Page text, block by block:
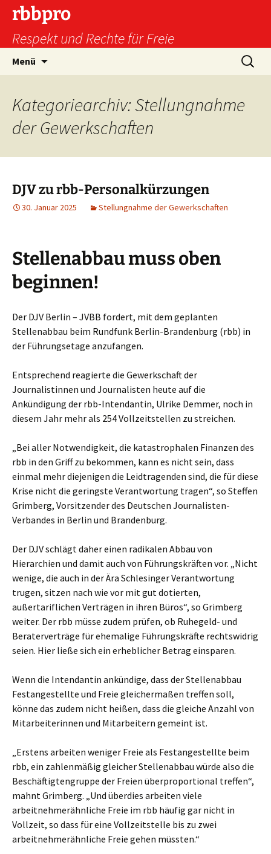
Zum
Inhalt
springen
rbbpro
Respekt und Rechte für Freie
Menü
Suchen
nach:
Kategoriearchiv: Stellungnahme
der Gewerkschaften
DJV zu rbb-Personalkürzungen
30. Januar 2025 Stellungnahme der Gewerkschaften
Stellenabbau muss oben
beginnen!
Der DJV Berlin – JVBB fordert, mit dem geplanten
Stellenabbau beim Rundfunk Berlin-Brandenburg (rbb) in
der Führungsetage anzufangen.
Entsprechend reagierte die Gewerkschaft der
Journalistinnen und Journalisten heute auf die
Ankündigung der rbb-Intendantin, Ulrike Demmer, noch in
diesem Jahr mehr als 254 Vollzeitstellen zu streichen.
„Bei aller Notwendigkeit, die katastrophalen Finanzen des
rbb in den Griff zu bekommen, kann es nicht sein, dass
einmal mehr diejenigen die Leidtragenden sind, die für diese
Krise nicht die geringste Verantwortung tragen“, so Steffen
Grimberg, Vorsitzender des Deutschen Journalisten-
Verbandes in Berlin und Brandenburg.
Der DJV schlägt daher einen radikalen Abbau von
Hierarchien und damit auch von Führungskräften vor. „Nicht
wenige, die auch in der Ära Schlesinger Verantwortung
trugen, sitzen nach wie vor mit gut dotierten,
außertariflichen Verträgen in ihren Büros“, so Grimberg
weiter. Der rbb müsse zudem prüfen, ob Ruhegeld- und
Beraterverträge für ehemalige Führungskräfte rechtswidrig
seien. Hier ließe sich ein erheblicher Betrag einsparen.
Wenn die Intendantin ankündige, dass der Stellenabbau
Festangestellte und Freie gleichermaßen treffen soll,
könne das zudem nicht heißen, dass die gleiche Anzahl von
Mitarbeiterinnen und Mitarbeitern gemeint ist.
„Erstens arbeiten weniger Freie als Festangestellte beim
rbb, ein zahlenmäßig gleicher Stellenabbau würde also die
Beschäftigtengruppe der Freien überproportional treffen“,
mahnt Grimberg. „Und überdies arbeiten viele
arbeitnehmerähnliche Freie im rbb häufig gar nicht in
Vollzeit, so dass für eine Vollzeitstelle bis zu zwei
arbeitnehmerähnliche Freie gehen müssten.“